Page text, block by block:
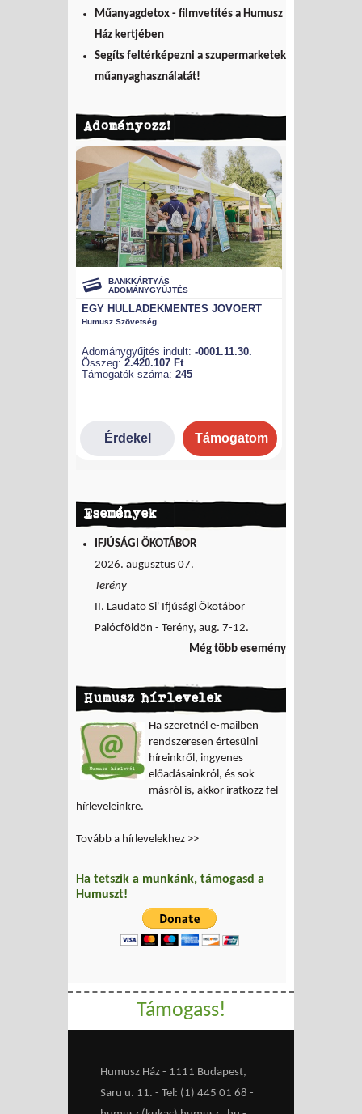
Műanyagdetox - filmvetítés a Humusz
Ház kertjében
Segíts feltérképezni a szupermarketek
műanyaghasználatát!
Adományozz!
Események
IFJÚSÁGI ÖKOTÁBOR
2026. augusztus 07.
Terény
II. Laudato Si' Ifjúsági Ökotábor
Palócföldön - Terény, aug. 7-12.
Még több esemény
Humusz hírlevelek
Ha szeretnél e-mailben
rendszeresen értesülni
híreinkről, ingyenes
előadásainkról, és sok
másról is, akkor iratkozz fel
hírleveleinkre.
Tovább a hírlevelekhez >>
Ha tetszik a munkánk, támogasd a
Humuszt!
Támogass!
Humusz Ház - 1111 Budapest,
Saru u. 11. - Tel: (1) 445 01 68 -